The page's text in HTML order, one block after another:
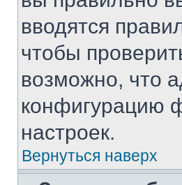
вводятся
чтобы
возможно, что
конфигурацию
настроек.
Вернуться наверх